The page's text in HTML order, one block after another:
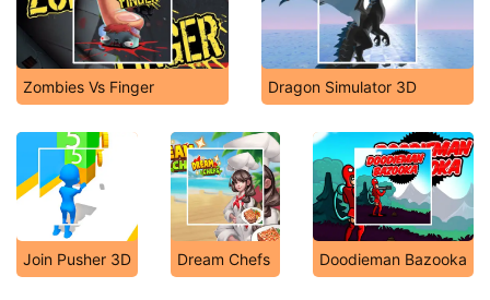
Zombies Vs Finger Dragon Simulator 3D
Join Pusher 3D Dream Chefs Doodieman Bazooka